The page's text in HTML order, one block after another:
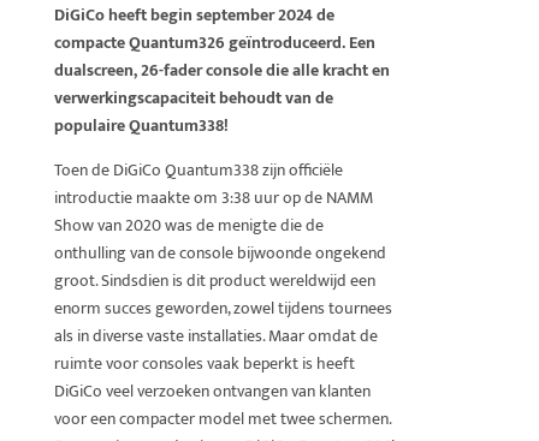
DiGiCo heeft begin september 2024 de
compacte Quantum326 geïntroduceerd. Een
dualscreen, 26-fader console die alle kracht en
verwerkingscapaciteit behoudt van de
populaire Quantum338!
Toen de DiGiCo Quantum338 zijn officiële
introductie maakte om 3:38 uur op de NAMM
Show van 2020 was de menigte die de
onthulling van de console bijwoonde ongekend
groot. Sindsdien is dit product wereldwijd een
enorm succes geworden, zowel tijdens tournees
als in diverse vaste installaties. Maar omdat de
ruimte voor consoles vaak beperkt is heeft
DiGiCo veel verzoeken ontvangen van klanten
voor een compacter model met twee schermen.